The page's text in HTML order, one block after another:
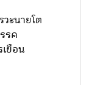
ะนายโต
รค
ยือน